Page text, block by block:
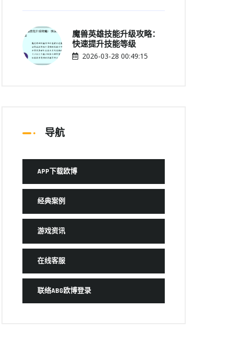
魔兽英雄技能升级攻略：
快速提升技能等级
2026-03-28 00:49:15
导航
APP下载欧博
经典案例
游戏资讯
在线客服
联络ABG欧博登录